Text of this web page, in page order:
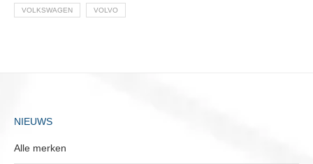
VOLKSWAGEN VOLVO
NIEUWS
Alle merken